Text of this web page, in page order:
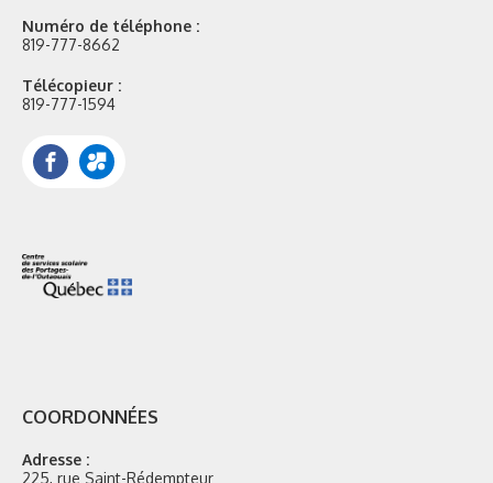
Numéro de téléphone :
819-777-8662
Télécopieur :
819-777-1594
Facebook
Portail
Mozaik
COORDONNÉES
Adresse :
225, rue Saint-Rédempteur